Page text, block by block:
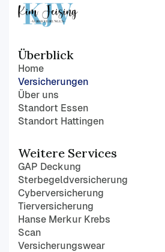
Überblick
Home
Versicherungen
Über uns
Standort Essen
Standort Hattingen
Weitere Services
GAP Deckung
Sterbegeldversicherung
Cyberversicherung
Tierversicherung
Hanse Merkur Krebs
Scan
Versicherungswear